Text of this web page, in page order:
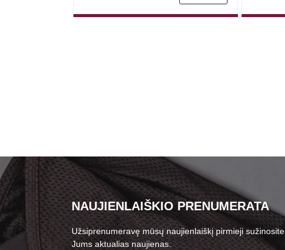
NAUJIENLAIŠKIO PRENUMERATA
Užsiprenumeravę mūsų naujienlaiškį pirmieji sužinosite
Jums aktualias naujienas.